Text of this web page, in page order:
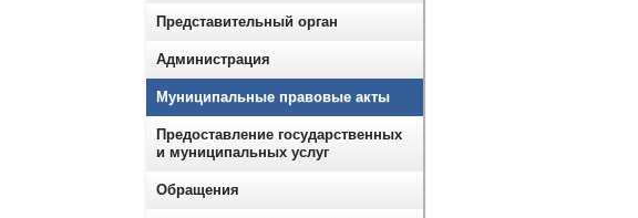
Представительный орган
Администрация
Муниципальные правовые акты
Предоставление государственных
и муниципальных услуг
Обращения